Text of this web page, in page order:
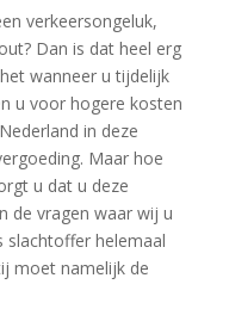
verkeersongeluk,
Dan is dat heel erg
wanneer u tijdelijk
u voor hogere kosten
in deze
Maar hoe
u dat u deze
de vragen waar wij u
slachtoffer helemaal
moet namelijk de